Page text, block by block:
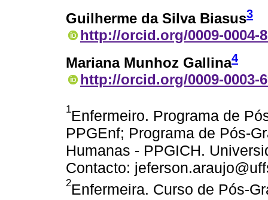
Guilherme da Silva Biasus3
http://orcid.org/0009-0004-
Mariana Munhoz Gallina4
http://orcid.org/0009-0003-
1Enfermeiro. Programa de
PPGEnf; Programa de Pós-
Humanas - PPGICH.
Contacto:
2Enfermeira. Curso de Pós-